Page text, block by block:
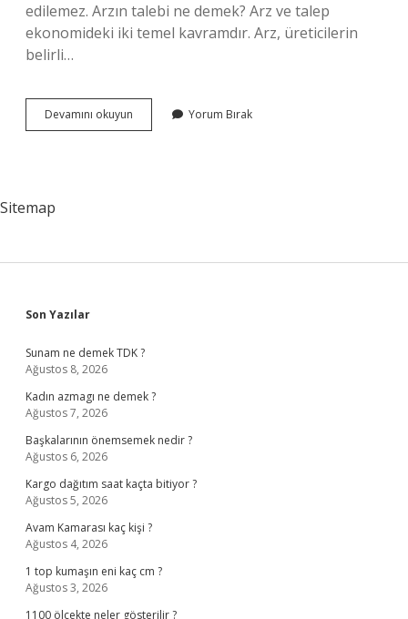
edilemez. Arzın talebi ne demek? Arz ve talep
ekonomideki iki temel kavramdır. Arz, üreticilerin
belirli…
Devamını okuyun
Talepteki
Yorum Bırak
Sitemap
Sidebar
Son Yazılar
Sunam ne demek TDK ?
Ağustos 8, 2026
Kadın azmagı ne demek ?
Ağustos 7, 2026
Başkalarının önemsemek nedir ?
Ağustos 6, 2026
Kargo dağıtım saat kaçta bitiyor ?
Ağustos 5, 2026
Avam Kamarası kaç kişi ?
Ağustos 4, 2026
1 top kumaşın eni kaç cm ?
Ağustos 3, 2026
1100 ölçekte neler gösterilir ?